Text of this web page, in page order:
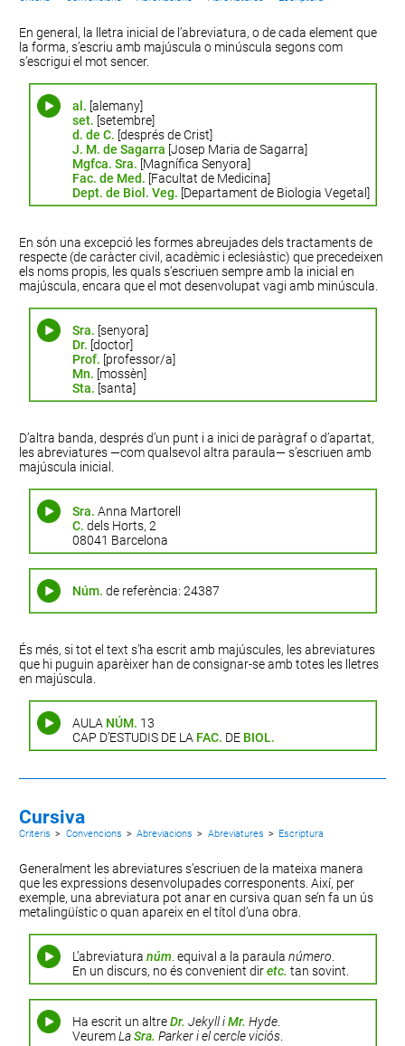
En general, la lletra inicial de l’abreviatura, o de cada element que
la forma, s’escriu amb majúscula o minúscula segons com
s’escrigui el mot sencer.
al. [alemany]
set. [setembre]
d. de C. [després de Crist]
J. M. de Sagarra [Josep Maria de Sagarra]
Mgfca. Sra. [Magnífica Senyora]
Fac. de Med. [Facultat de Medicina]
Dept. de Biol. Veg. [Departament de Biologia Vegetal]
En són una excepció les formes abreujades dels tractaments de
respecte (de caràcter civil, acadèmic i eclesiàstic) que precedeixen
els noms propis, les quals s’escriuen sempre amb la inicial en
majúscula, encara que el mot desenvolupat vagi amb minúscula.
Sra. [senyora]
Dr. [doctor]
Prof. [professor/a]
Mn. [mossèn]
Sta. [santa]
D’altra banda, després d’un punt i a inici de paràgraf o d’apartat,
les abreviatures—comqualsevol altra paraula— s’escriuen amb
majúscula inicial.
Sra. Anna Martorell
C. dels Horts, 2
08041 Barcelona
Núm. de referència: 24387
És més, si tot el text s’ha escrit amb majúscules, les abreviatures
que hi puguin aparèixer han de consignar-se amb totes les lletres
en majúscula.
AULA NÚM. 13
CAP D’ESTUDIS DE LA FAC. DE BIOL.
Cursiva
Criteris > Convencions > Abreviacions > Abreviatures > Escriptura
Generalment les abreviatures s’escriuen de la mateixa manera
que les expressions desenvolupades corresponents. Així, per
exemple, una abreviatura pot anar en cursiva quan se’n fa un ús
metalingüístic o quan apareix en el títol d’una obra.
L’abreviatura núm. equival a la paraula número.
En un discurs, no és convenient diretc. tan sovint.
Ha escrit un altreDr. Jekyll iMr. Hyde.
VeuremLaSra. Parker i el cercle viciós.